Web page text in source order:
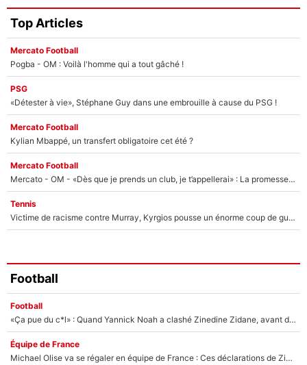
Top Articles
Mercato Football
Pogba - OM : Voilà l'homme qui a tout gâché !
PSG
«Détester à vie», Stéphane Guy dans une embrouille à cause du PSG !
Mercato Football
Kylian Mbappé, un transfert obligatoire cet été ?
Mercato Football
Mercato - OM - «Dès que je prends un club, je t’appellerai» : La promesse de Marcelino au moment de claquer la porte
Tennis
Victime de racisme contre Murray, Kyrgios pousse un énorme coup de gueule !
Football
Football
«Ça pue du c*l» : Quand Yannick Noah a clashé Zinedine Zidane, avant de se faire recadrer par le nouveau sélectionneur de l'équipe de France !
Équipe de France
Michael Olise va se régaler en équipe de France : Ces déclarations de Zinedine Zidane qui prouvent qu'il va tout miser sur la star du Bayern Munich !